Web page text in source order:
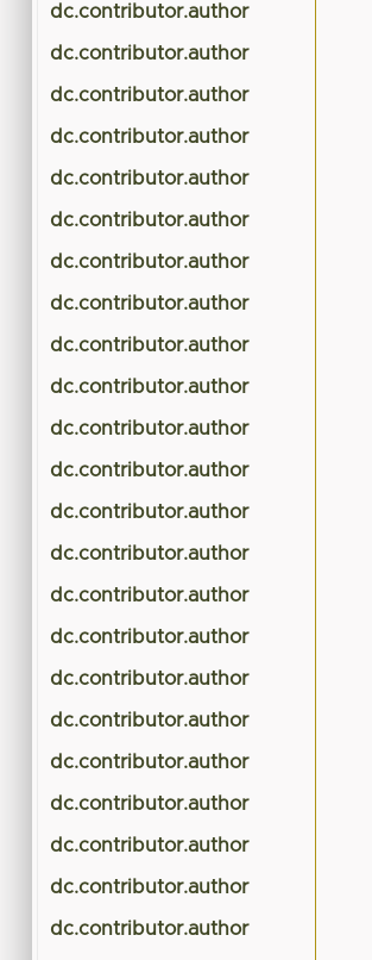
dc.contributor.author
dc.contributor.author
dc.contributor.author
dc.contributor.author
dc.contributor.author
dc.contributor.author
dc.contributor.author
dc.contributor.author
dc.contributor.author
dc.contributor.author
dc.contributor.author
dc.contributor.author
dc.contributor.author
dc.contributor.author
dc.contributor.author
dc.contributor.author
dc.contributor.author
dc.contributor.author
dc.contributor.author
dc.contributor.author
dc.contributor.author
dc.contributor.author
dc.contributor.author